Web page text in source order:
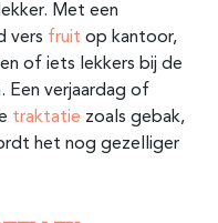
Met een
vers fruit op kantoor,
of iets lekkers bij de
Een verjaardag of
traktatie zoals gebak,
het nog gezelliger